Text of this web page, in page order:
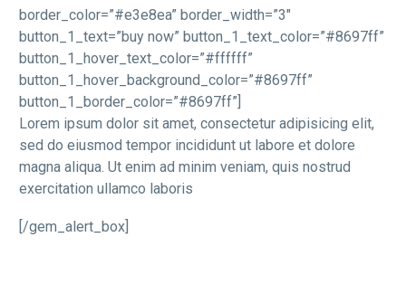
border_color=”#e3e8ea” border_width=”3″
button_1_text=”buy now” button_1_text_color=”#8697ff”
button_1_hover_text_color=”#ffffff”
button_1_hover_background_color=”#8697ff”
button_1_border_color=”#8697ff”]
Lorem ipsum dolor sit amet, consectetur adipisicing elit,
sed do eiusmod tempor incididunt ut labore et dolore
magna aliqua. Ut enim ad minim veniam, quis nostrud
exercitation ullamco laboris
[/gem_alert_box]